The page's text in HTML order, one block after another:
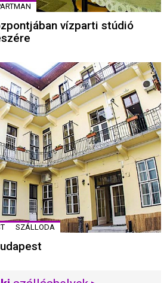
vízparti stúdió
SZÁLLODA